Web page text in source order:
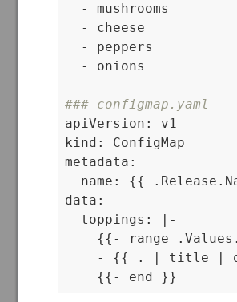
  - mushrooms
  - cheese
  - peppers
  - onions
### configmap.yaml
apiVersion: v1
kind: ConfigMap
metadata:
name: {{
data:
  toppings: |-
{{- range
- {{ . | title |
    {{- end }}